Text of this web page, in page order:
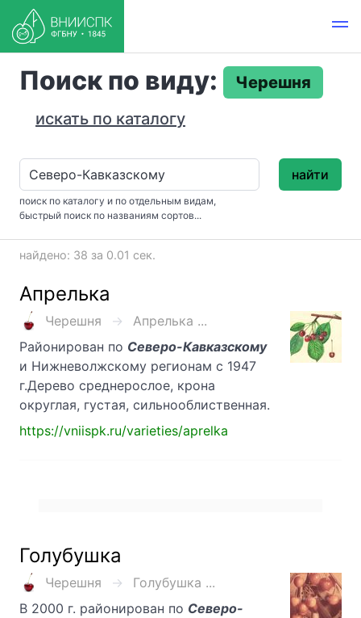
Поиск по виду:
Черешня
искать по каталогу
поиск по каталогу и по отдельным видам,
быстрый поиск по названиям сортов...
найти
найдено: 38 за 0.01 сек.
Апрелька
Черешня
Апрелька ...
Районирован по Северо-Кавказскому
и Нижневолжскому регионам с 1947
г.Дерево среднерослое, крона
округлая, густая, сильнооблиственная.
https://vniispk.ru/varieties/aprelka
Голубушка
Черешня
Голубушка ...
В 2000 г. районирован по Северо-